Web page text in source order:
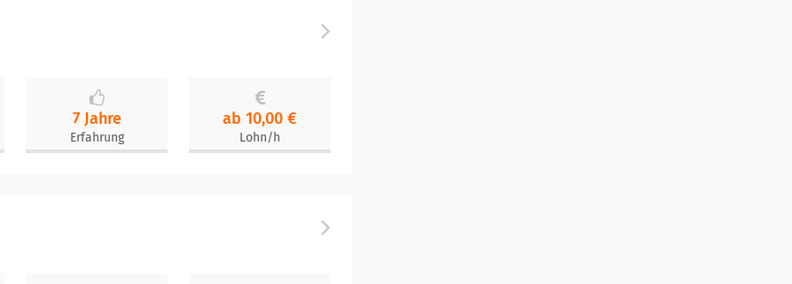
7 Jahre
Erfahrung
ab 10,00 €
Lohn/h